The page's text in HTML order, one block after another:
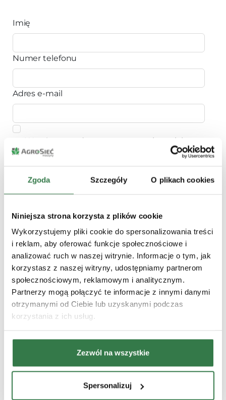
Zgoda Szczegóły O plikach cookies
Niniejsza strona korzysta z plików cookie
Wykorzystujemy pliki cookie do spersonalizowania treści
i reklam, aby oferować funkcje społecznościowe i
analizować ruch w naszej witrynie. Informacje o tym, jak
korzystasz z naszej witryny, udostępniamy partnerom
społecznościowym, reklamowym i analitycznym.
Partnerzy mogą połączyć te informacje z innymi danymi
otrzymanymi od Ciebie lub uzyskanymi podczas
korzystania z ich usług.
Zezwól na wszystkie
Spersonalizuj
Imię
Numer telefonu
Adres e-mail
Wyrażam zgodę na przetwarzanie moich
danych osobowych w celu dostarczania mi
oferowanych przez Agro-Sieć Maszyny
Wyrażam zgodę na wykorzystanie mojego
numeru telefonu do celów związanych
z przesyłaniem mi informacji handlowych.
Wyrażam zgodę na wykorzystanie mojego
adresu e-mail do celów związanych
z przesyłaniem mi informacji handlowych.
Pola oznaczone gwiazdką (*) są wymagane.
Wyślij formularz
+48 664 144 575
Napisz
oferta@agro-siec.pl